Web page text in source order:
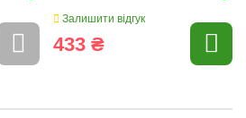
Залишити відгук
433 ₴